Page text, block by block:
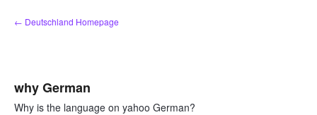
Zum
Inhalt
← Deutschland Homepage
why German
Why is the language on yahoo German?